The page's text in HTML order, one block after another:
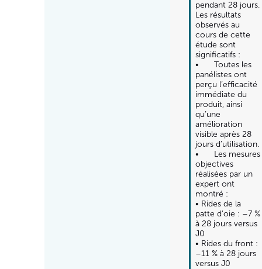
pendant 28 jours.
Les résultats
observés au
cours de cette
étude sont
significatifs :
•	Toutes les
panélistes ont
perçu l’efficacité
immédiate du
produit, ainsi
qu’une
amélioration
visible après 28
jours d’utilisation.
•	Les mesures
objectives
réalisées par un
expert ont
montré :
• Rides de la
patte d’oie : –7 %
à 28 jours versus
J0
• Rides du front :
–11 % à 28 jours
versus J0